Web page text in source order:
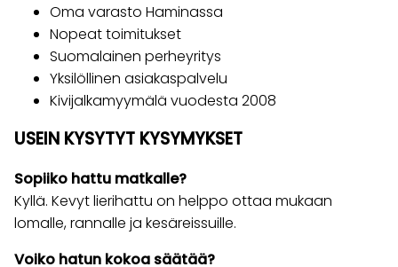
Oma varasto Haminassa
Nopeat toimitukset
Suomalainen perheyritys
Yksilöllinen asiakaspalvelu
Kivijalkamyymälä vuodesta 2008
USEIN KYSYTYT KYSYMYKSET
Sopiiko hattu matkalle?
Kyllä. Kevyt lierihattu on helppo ottaa mukaan
lomalle, rannalle ja kesäreissuille.
Voiko hatun kokoa säätää?